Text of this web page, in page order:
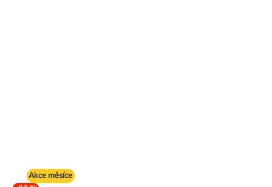
Akce měsíce